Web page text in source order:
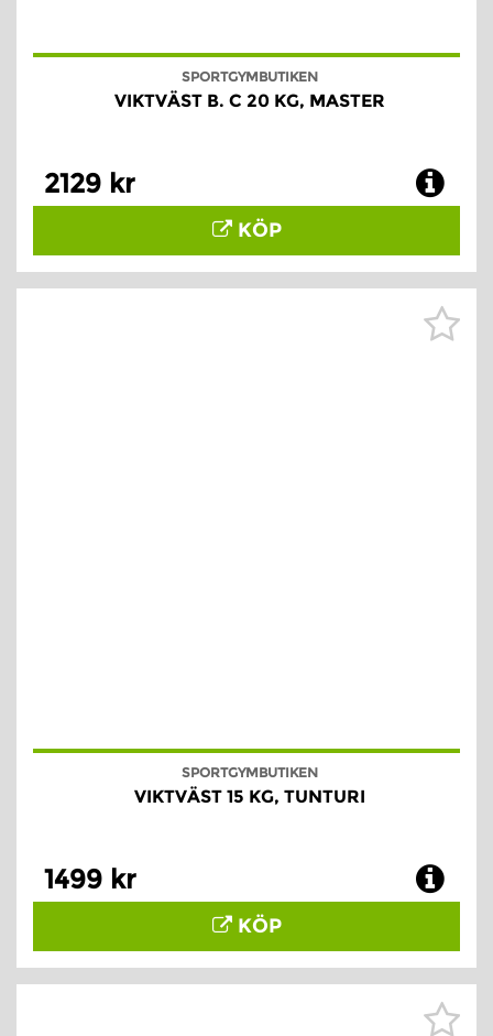
SPORTGYMBUTIKEN
VIKTVÄST B. C 20 KG, MASTER
2129 kr
KÖP
SPORTGYMBUTIKEN
VIKTVÄST 15 KG, TUNTURI
1499 kr
KÖP